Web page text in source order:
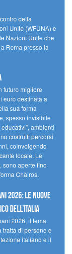
della
Unite (WFUNA) e
Nazioni Unite che
Roma presso la
futuro migliore
euro destinata a
sua forma
spesso invisibile
ambienti
costruiti percorsi
coinvolgendo
locale. Le
sono aperte fino
Chàiros.
2026: LE NUOVE
DELL’ITALIA
2026, il tema
tratta di persone e
italiano e il